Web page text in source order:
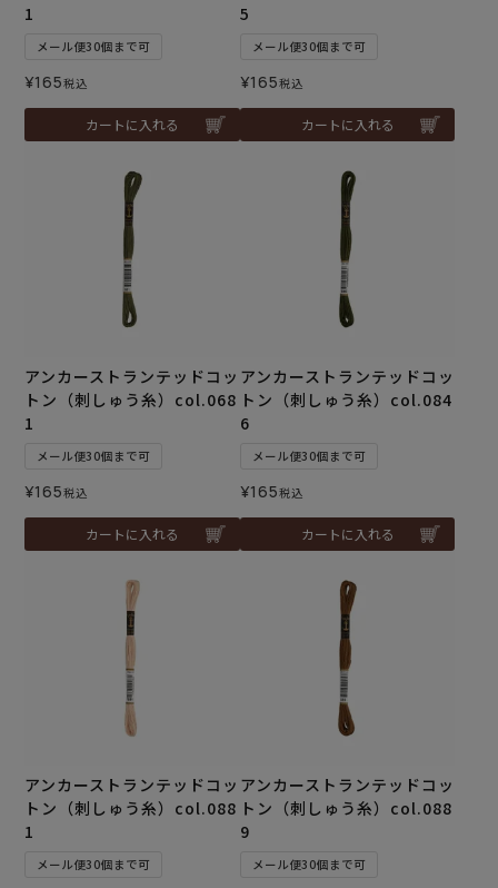
1
メール便30個まで可
¥165税込
カートに入れる
5
メール便30個まで可
¥165税込
カートに入れる
アンカーストランテッドコッ
トン（刺しゅう糸）col.068
1
メール便30個まで可
¥165税込
カートに入れる
アンカーストランテッドコッ
トン（刺しゅう糸）col.084
6
メール便30個まで可
¥165税込
カートに入れる
アンカーストランテッドコッ
トン（刺しゅう糸）col.088
1
メール便30個まで可
アンカーストランテッドコッ
トン（刺しゅう糸）col.088
9
メール便30個まで可